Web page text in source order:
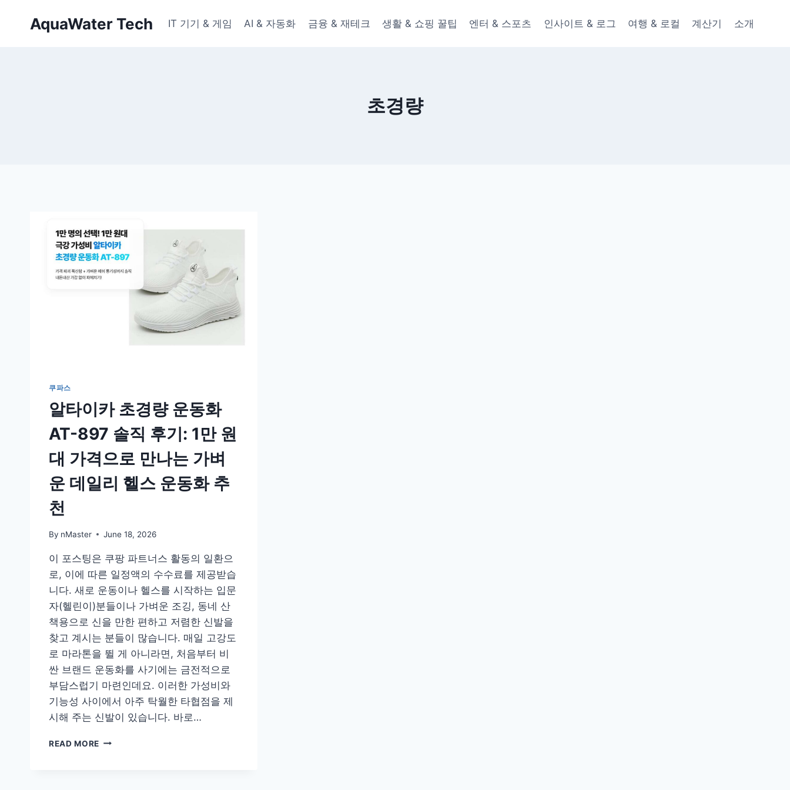
AquaWater Tech IT 기기 & 게임 AI & 자동화 금융 & 재테크 생활 & 쇼핑 꿀팁 엔터 & 스포츠 인사이트 & 로그 여행 & 로컬 계산기 소개
초경량
쿠파스
알타이카 초경량 운동화
AT-897 솔직 후기: 1만 원
대 가격으로 만나는 가벼
운 데일리 헬스 운동화 추
천
By nMaster June 18, 2026
이 포스팅은 쿠팡 파트너스 활동의 일환으
로, 이에 따른 일정액의 수수료를 제공받습
니다. 새로 운동이나 헬스를 시작하는 입문
자(헬린이)분들이나 가벼운 조깅, 동네 산
책용으로 신을 만한 편하고 저렴한 신발을
찾고 계시는 분들이 많습니다. 매일 고강도
로 마라톤을 뛸 게 아니라면, 처음부터 비
싼 브랜드 운동화를 사기에는 금전적으로
부담스럽기 마련인데요. 이러한 가성비와
기능성 사이에서 아주 탁월한 타협점을 제
시해 주는 신발이 있습니다. 바로…
READ MORE 알